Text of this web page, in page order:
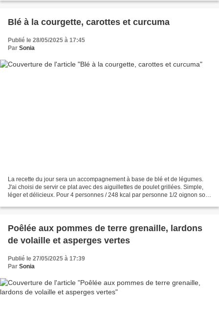
Blé à la courgette, carottes et curcuma
Publié le 28/05/2025 à 17:45
Par Sonia
La recette du jour sera un accompagnement à base de blé et de légumes.
J'ai choisi de servir ce plat avec des aiguillettes de poulet grillées. Simple,
léger et délicieux. Pour 4 personnes / 248 kcal par personne 1/2 oignon soit
Poêlée aux pommes de terre grenaille, lardons
de volaille et asperges vertes
Publié le 27/05/2025 à 17:39
Par Sonia